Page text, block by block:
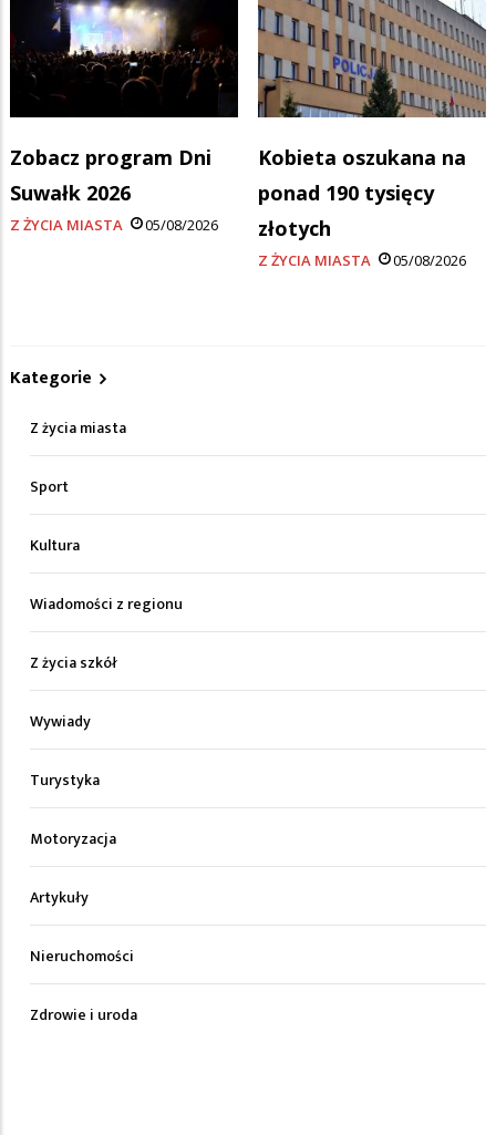
Zobacz program Dni
Suwałk 2026
Z ŻYCIA MIASTA 05/08/2026
Kobieta oszukana na
ponad 190 tysięcy
złotych
Z ŻYCIA MIASTA 05/08/2026
Kategorie
Z życia miasta
Sport
Kultura
Wiadomości z regionu
Z życia szkół
Wywiady
Turystyka
Motoryzacja
Artykuły
Nieruchomości
Zdrowie i uroda